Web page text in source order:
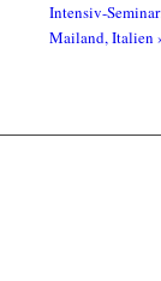
Intensiv-
Mailand, Italien